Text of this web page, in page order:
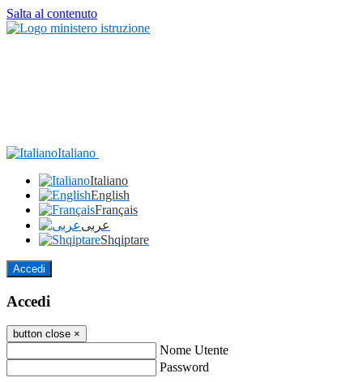
Salta al contenuto
Italiano
Italiano
English
Français
عربى
Shqiptare
Accedi
Accedi
button close ×
Nome Utente
Password